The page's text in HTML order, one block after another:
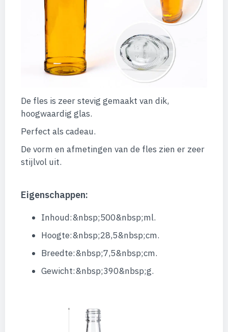
De fles is zeer stevig gemaakt van dik,
hoogwaardig glas.
Perfect als cadeau.
De vorm en afmetingen van de fles zien er zeer
stijlvol uit.
Eigenschappen:
Inhoud:&nbsp;500&nbsp;ml.
Hoogte:&nbsp;28,5&nbsp;cm.
Breedte:&nbsp;7,5&nbsp;cm.
Gewicht:&nbsp;390&nbsp;g.